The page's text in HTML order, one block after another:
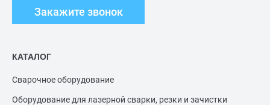
Закажите звонок
КАТАЛОГ
Сварочное оборудование
Оборудование для лазерной сварки, резки и зачистки